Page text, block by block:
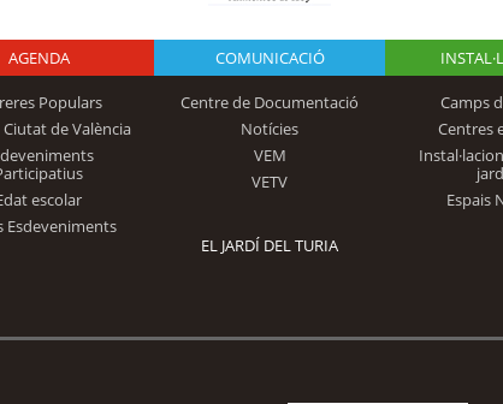
Logo Fundación
Trinidad Alfonso
AGENDA
Populars
de València
escolar
Esdeveniments
COMUNICACIÓ
Centre de Documentació
Notícies
VEM
VETV
Camps
Centres
Espais
EL JARDÍ DEL TURIA